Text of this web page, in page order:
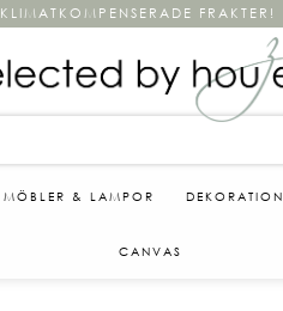
KLIMATKOMPENSERADE FRAKTER!
MÖBLER & LAMPOR DEKORATION
CANVAS